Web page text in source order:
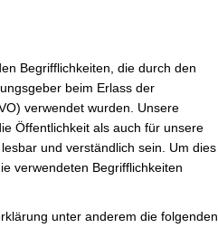
Begrifflichkeiten, die durch den
beim Erlass der
verwendet wurden. Unsere
Öffentlichkeit als auch für unsere
und verständlich sein. Um dies
verwendeten Begrifflichkeiten
unter anderem die folgenden